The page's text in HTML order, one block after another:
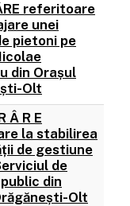
referitoare
unei
pietoni pe
din Orașul
Olt
Â R E
la stabilirea
de gestiune
de
din
Olt